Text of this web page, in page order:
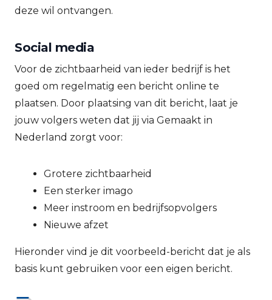
deze wil ontvangen.
Social media
Voor de zichtbaarheid van ieder bedrijf is het
goed om regelmatig een bericht online te
plaatsen. Door plaatsing van dit bericht, laat je
jouw volgers weten dat jij via Gemaakt in
Nederland zorgt voor:
Grotere zichtbaarheid
Een sterker imago
Meer instroom en bedrijfsopvolgers
Nieuwe afzet
Hieronder vind je dit voorbeeld-bericht dat je als
basis kunt gebruiken voor een eigen bericht.